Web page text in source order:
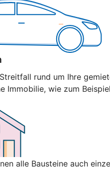
rund um Ihre
Immobilie, wie zum
alle Bausteine auch